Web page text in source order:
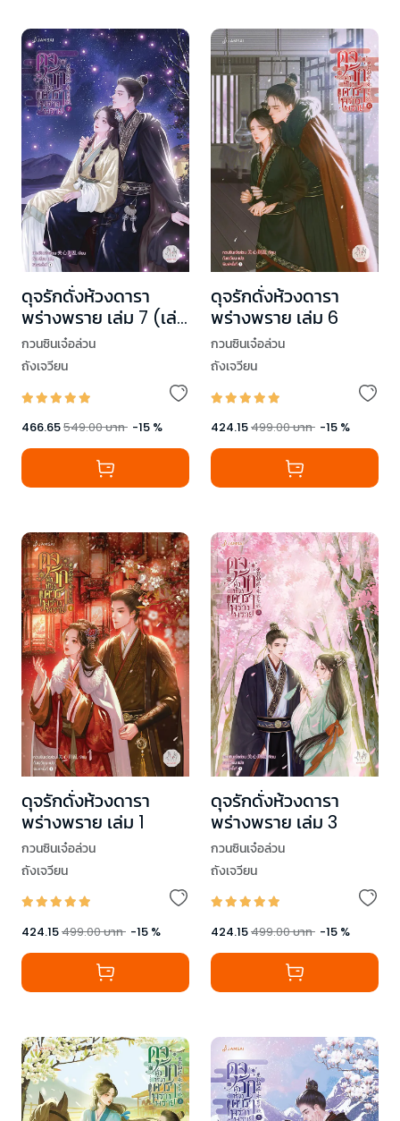
ดุจรักดั่งห้วงดารา
พร่างพราย เล่ม 7 (เล่ม
จบ)
กวนซินเจ๋อล่วน
ถังเจวียน
466.65549.00บาท -15 %
ดุจรักดั่งห้วงดารา
พร่างพราย เล่ม 6
กวนซินเจ๋อล่วน
ถังเจวียน
424.15499.00บาท -15 %
ดุจรักดั่งห้วงดารา
พร่างพราย เล่ม 1
กวนซินเจ๋อล่วน
ถังเจวียน
424.15499.00บาท -15 %
ดุจรักดั่งห้วงดารา
พร่างพราย เล่ม 3
กวนซินเจ๋อล่วน
ถังเจวียน
424.15499.00บาท -15 %